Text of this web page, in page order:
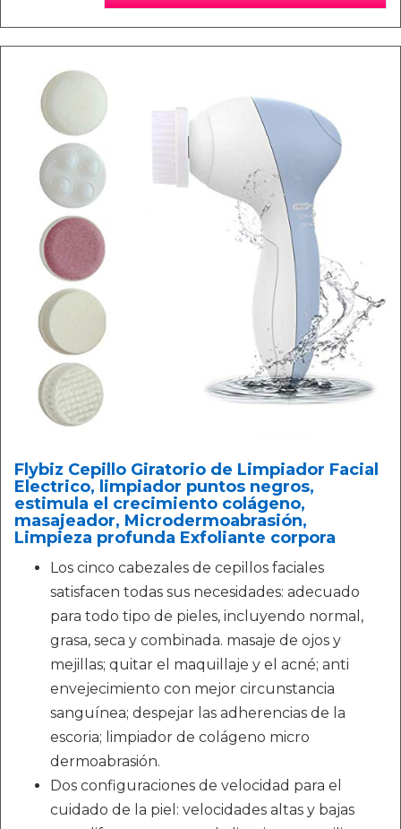
Flybiz Cepillo Giratorio de Limpiador Facial
Electrico, limpiador puntos negros,
estimula el crecimiento colágeno,
masajeador, Microdermoabrasión,
Limpieza profunda Exfoliante corpora
Los cinco cabezales de cepillos faciales
satisfacen todas sus necesidades: adecuado
para todo tipo de pieles, incluyendo normal,
grasa, seca y combinada. masaje de ojos y
mejillas; quitar el maquillaje y el acné; anti
envejecimiento con mejor circunstancia
sanguínea; despejar las adherencias de la
escoria; limpiador de colágeno micro
dermoabrasión.
Dos configuraciones de velocidad para el
cuidado de la piel: velocidades altas y bajas